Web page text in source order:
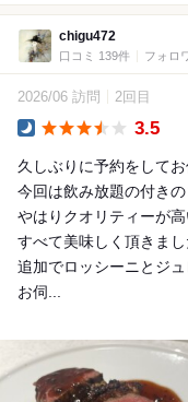
chigu472
口コミ 139件 フォロ
2026/06 訪問 2回目
3.5
久しぶりに予約をして
今回は飲み放題の付き
やはりクオリティーが高
すべて美味しく頂きまし
追加でロッシーニとジュ
お伺...